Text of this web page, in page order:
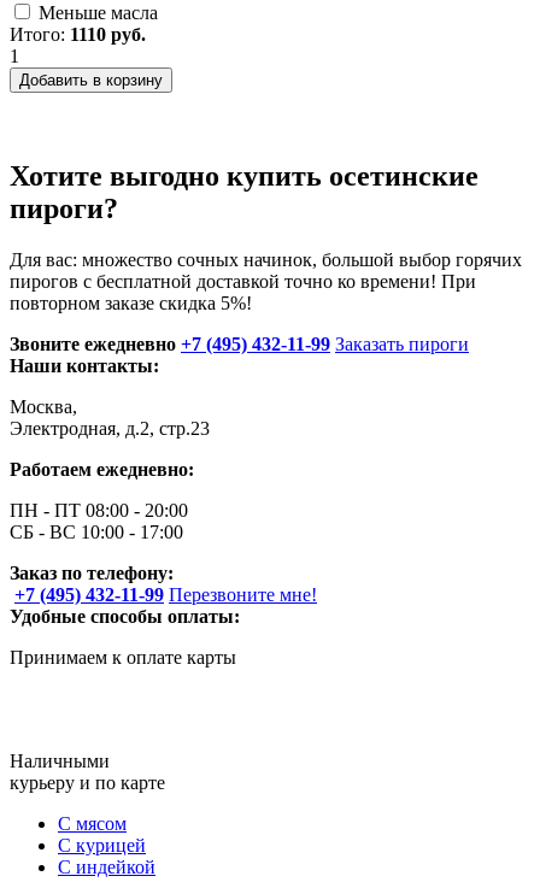
Меньше масла
Итого: 1110 руб.
1
Добавить в корзину
Хотите выгодно купить осетинские
пироги?
Для вас: множество сочных начинок, большой выбор горячих
пирогов с бесплатной доставкой точно ко времени! При
повторном заказе скидка 5%!
Звоните ежедневно +7 (495) 432-11-99 Заказать пироги
Наши контакты:
Москва,
Электродная, д.2, стр.23
Работаем ежедневно:
ПН - ПТ 08:00 - 20:00
СБ - ВС 10:00 - 17:00
Заказ по телефону:
+7 (495) 432-11-99 Перезвоните мне!
Удобные способы оплаты:
Принимаем к оплате карты
Наличными
курьеру и по карте
С мясом
С курицей
С индейкой